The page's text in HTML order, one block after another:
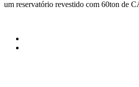
um reservatório revestido com 60ton de